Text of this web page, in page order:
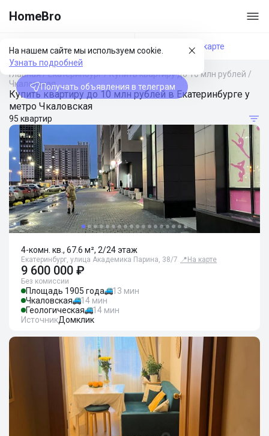
HomeBro
На нашем сайте мы используем cookie.
Узнать подробней
Получать объявления в телеграм
Фильтры На карте
Главная/Екатеринбург/Купить квартиру до 10 млн рублей /
Чкаловская
Купить квартиру до 10 млн рублей в Екатеринбурге у
метро Чкаловская
95 квартир
4-комн. кв., 67.6 м², 2/24 этаж
Екатеринбург, улица Академика Парина, 38/7 📍 На карте
9 600 000 ₽
Без комиссии
Площадь 1905 года
13 мин
Чкаловская
14 мин
Геологическая
14 мин
ИсточникДомклик